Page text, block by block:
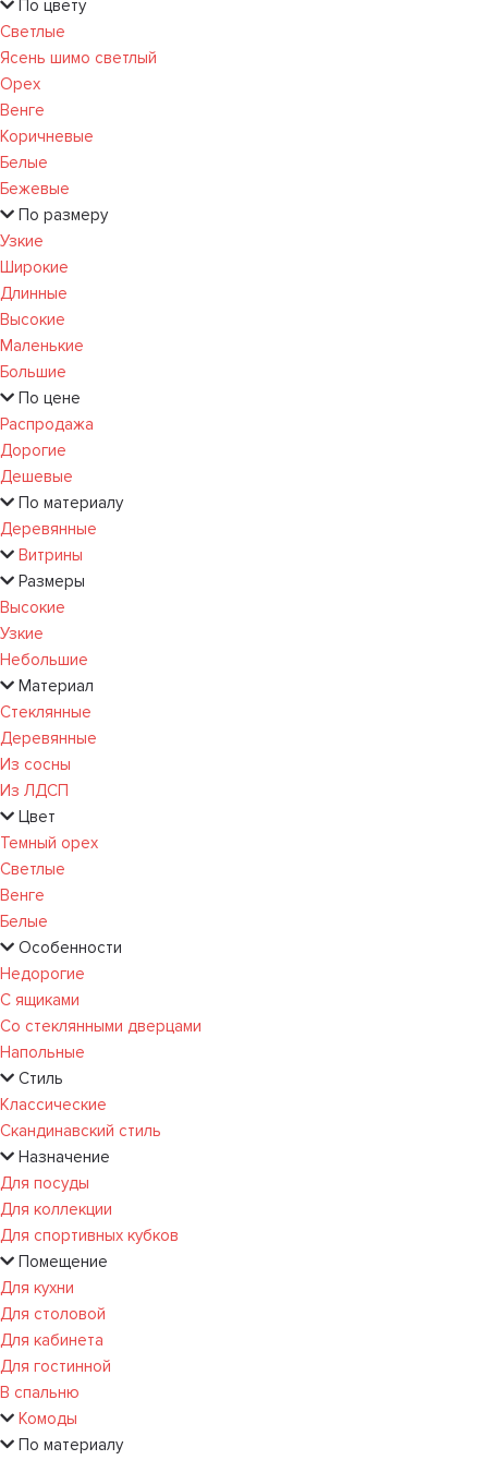
По цвету
Светлые
Ясень шимо светлый
Орех
Венге
Коричневые
Белые
Бежевые
По размеру
Узкие
Широкие
Длинные
Высокие
Маленькие
Большие
По цене
Распродажа
Дорогие
Дешевые
По материалу
Деревянные
Витрины
Размеры
Высокие
Узкие
Небольшие
Материал
Стеклянные
Деревянные
Из сосны
Из ЛДСП
Цвет
Темный орех
Светлые
Венге
Белые
Особенности
Недорогие
С ящиками
Со стеклянными дверцами
Напольные
Стиль
Классические
Скандинавский стиль
Назначение
Для посуды
Для коллекции
Для спортивных кубков
Помещение
Для кухни
Для столовой
Для кабинета
Для гостинной
В спальню
Комоды
По материалу